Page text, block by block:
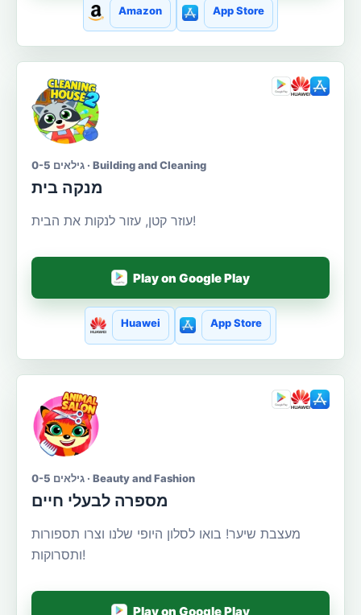
Amazon App Store
גילאים 0-5 · Building and Cleaning
מנקה בית
עוזר קטן, עזור לנקות את הבית!
Play on Google Play
Huawei App Store
גילאים 0-5 · Beauty and Fashion
מספרה לבעלי חיים
מעצבת שיער! בואו לסלון היופי שלנו וצרו תספורות
ותסרוקות!
Play on Google Play